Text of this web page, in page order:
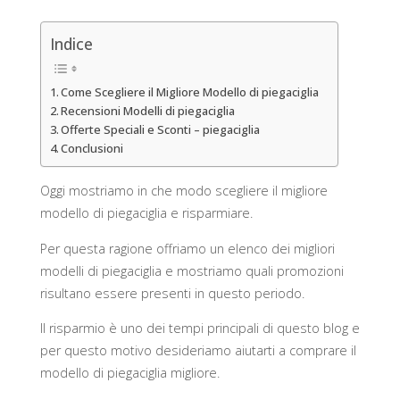
Indice
Come Scegliere il Migliore Modello di piegaciglia
Recensioni Modelli di piegaciglia
Offerte Speciali e Sconti – piegaciglia
Conclusioni
Oggi mostriamo in che modo scegliere il migliore
modello di piegaciglia e risparmiare.
Per questa ragione offriamo un elenco dei migliori
modelli di piegaciglia e mostriamo quali promozioni
risultano essere presenti in questo periodo.
Il risparmio è uno dei tempi principali di questo blog e
per questo motivo desideriamo aiutarti a comprare il
modello di piegaciglia migliore.